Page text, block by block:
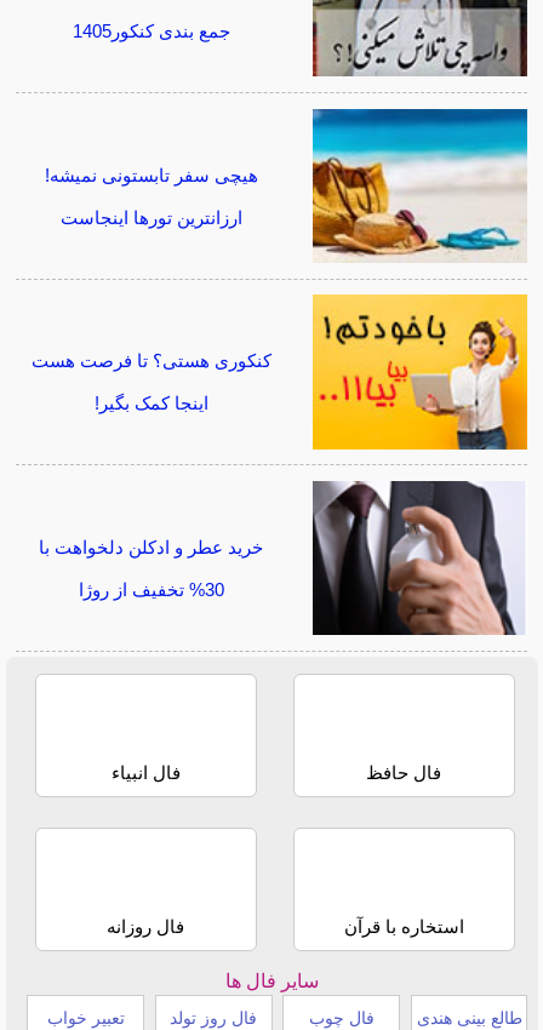
جمع بندی کنکور1405
هیچی سفر تابستونی نمیشه!
ارزانترین تورها اینجاست
کنکوری هستی؟ تا فرصت هست
اینجا کمک بگیر!
خرید عطر و ادکلن دلخواهت با
30% تخفیف از روژا
فال حافظ فال انبیاء
استخاره با قرآن فال روزانه
سایر فال ها
طالع بینی هندی فال چوب فال روز تولد تعبیر خواب